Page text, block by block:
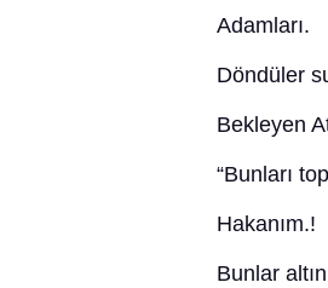
Adamları.
Döndüler
Bekleyen
“Bunları
Hakanım.!
Bunlar